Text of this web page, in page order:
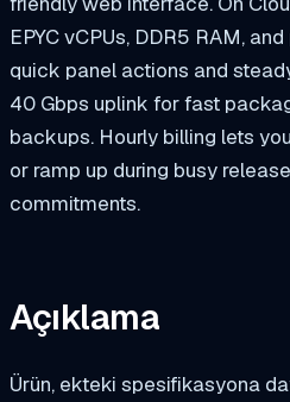
EPYC vCPUs, DDR5 RAM,
quick panel actions and
40 Gbps uplink for fast
backups. Hourly billing lets
or ramp up during busy
commitments.
Açıklama
Ürün, ekteki spesifikasyona